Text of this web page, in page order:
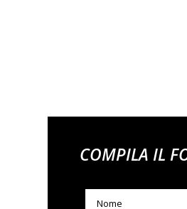
COMPILA IL